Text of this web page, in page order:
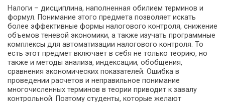
Налоги – дисциплина, наполненная обилием терминов и
формул. Понимание этого предмета позволяет искать
более эффективные формы налогового контроля, снижение
объемов теневой экономики, а также изучать программные
комплексы для автоматизации налогового контроля. То
есть этот предмет включает в себя не только теорию, но
также и методы анализа, индексации, обобщения,
сравнения экономических показателей. Ошибка в
проведении расчетов и неправильное понимание
многочисленных терминов в теории приводит к завалу
контрольной. Поэтому студенты, которые желают